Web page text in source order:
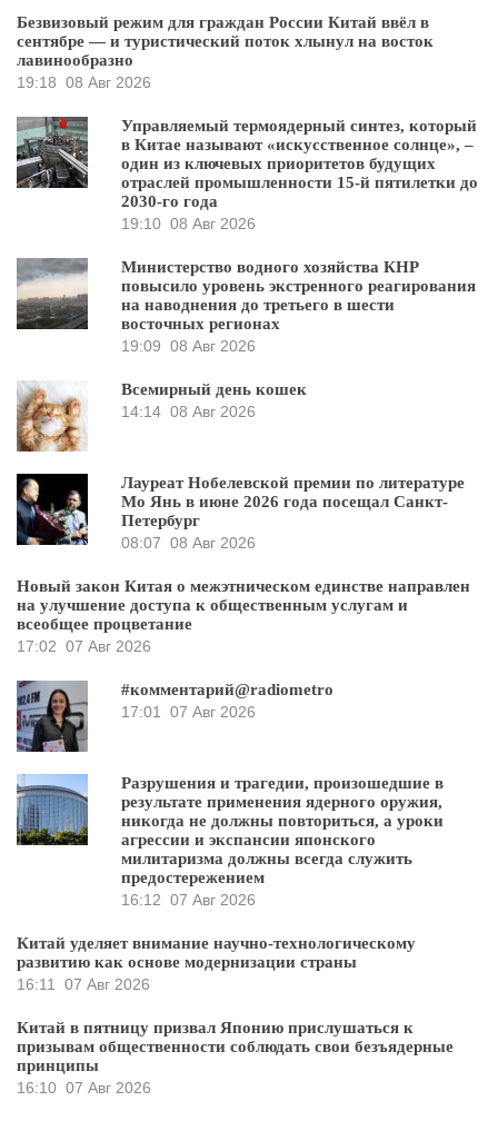
Безвизовый режим для граждан России Китай ввёл в
сентябре — и туристический поток хлынул на восток
лавинообразно
19:18 08 Авг 2026
Управляемый термоядерный синтез, который
в Китае называют «искусственное солнце», –
один из ключевых приоритетов будущих
отраслей промышленности 15-й пятилетки до
2030-го года
19:10 08 Авг 2026
Министерство водного хозяйства КНР
повысило уровень экстренного реагирования
на наводнения до третьего в шести
восточных регионах
19:09 08 Авг 2026
Всемирный день кошек
14:14 08 Авг 2026
Лауреат Нобелевской премии по литературе
Мо Янь в июне 2026 года посещал Санкт-
Петербург
08:07 08 Авг 2026
Новый закон Китая о межэтническом единстве направлен
на улучшение доступа к общественным услугам и
всеобщее процветание
17:02 07 Авг 2026
#комментарий@radiometro
17:01
07 Авг 2026
Разрушения и трагедии, произошедшие в
результате применения ядерного оружия,
никогда не должны повториться, а уроки
агрессии и экспансии японского
милитаризма должны всегда служить
предостережением
16:12 07 Авг 2026
Китай уделяет внимание научно-технологическому
развитию как основе модернизации страны
16:11
07 Авг 2026
Китай в пятницу призвал Японию прислушаться к
призывам общественности соблюдать свои безъядерные
принципы
16:10 07 Авг 2026